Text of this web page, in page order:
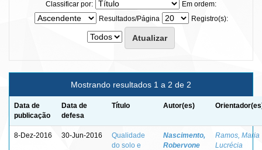
Classificar por:
Em ordem:
Resultados/Página
Registro(s):
Mostrando resultados 1 a 2 de 2
Data de
publicação
Data de
defesa
Título Autor(es)
8-Dez-2016 30-Jun-2016
Qualidade
do solo e
Nascimento,
Robervone
Ramos, Maria
Lucrécia